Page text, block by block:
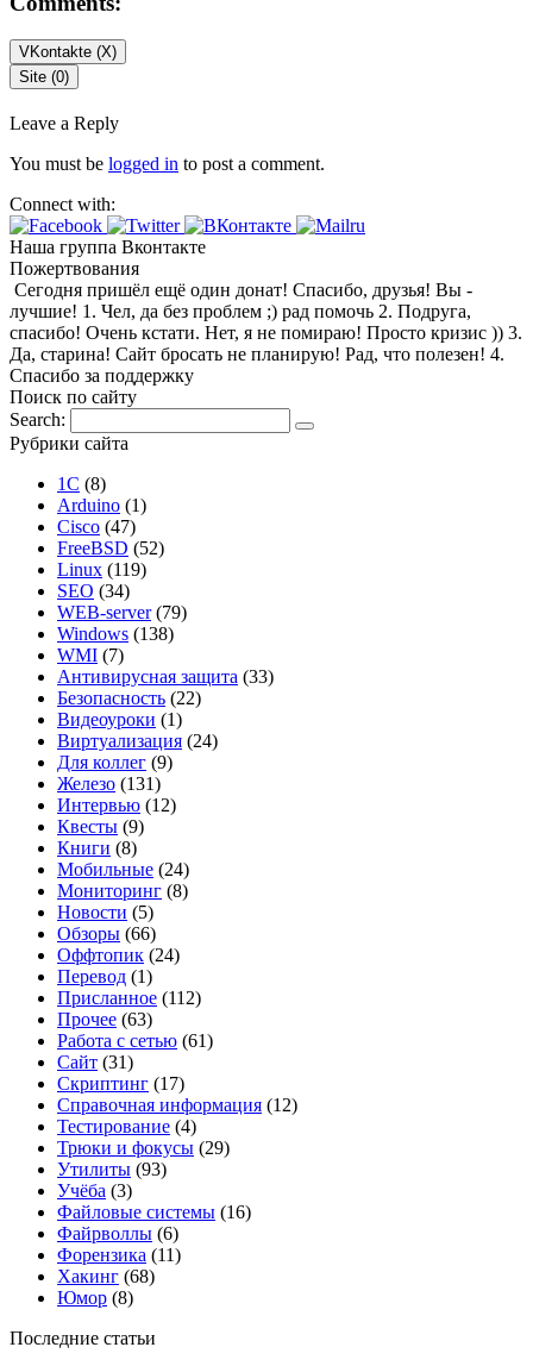
VKontakte (X)
Site (0)
Leave a Reply
You must be logged in to post a comment.
Connect with:
Наша группа Вконтакте
Пожертвования
Сегодня пришёл ещё один донат! Спасибо, друзья! Вы -
лучшие! 1. Чел, да без проблем ;) рад помочь 2. Подруга,
спасибо! Очень кстати. Нет, я не помираю! Просто кризис )) 3.
Да, старина! Сайт бросать не планирую! Рад, что полезен! 4.
Спасибо за поддержку
Поиск по сайту
Search:
Рубрики сайта
1С (8)
Arduino (1)
Cisco (47)
FreeBSD (52)
Linux (119)
SEO (34)
WEB-server(79)
Windows (138)
WMI (7)
Антивирусная защита (33)
Безопасность (22)
Видеоуроки (1)
Виртуализация (24)
Для коллег (9)
Железо (131)
Интервью (12)
Квесты (9)
Книги (8)
Мобильные (24)
Мониторинг (8)
Новости (5)
Обзоры (66)
Оффтопик (24)
Перевод (1)
Присланное (112)
Прочее (63)
Работа с сетью (61)
Сайт (31)
Скриптинг (17)
Справочная информация (12)
Тестирование (4)
Трюки и фокусы (29)
Утилиты (93)
Учёба (3)
Файловые системы (16)
Файрволлы (6)
Форензика (11)
Хакинг (68)
Юмор (8)
Последние статьи